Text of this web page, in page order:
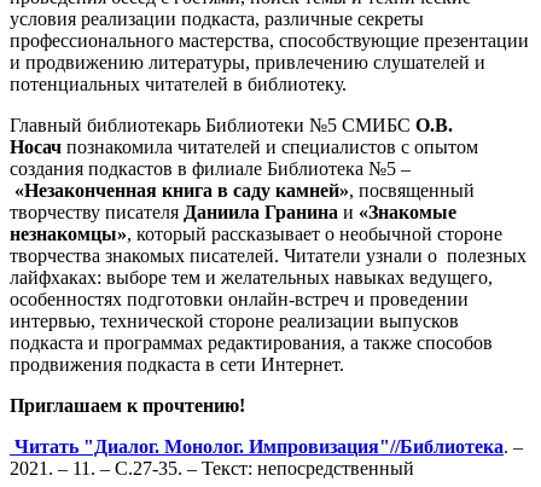
условия реализации подкаста, различные секреты
профессионального мастерства, способствующие презентации
и продвижению литературы, привлечению слушателей и
потенциальных читателей в библиотеку.
Главный библиотекарь Библиотеки №5 СМИБС О.В.
Носач познакомила читателей и специалистов с опытом
создания подкастов в филиале Библиотека №5 –
«Незаконченная книга в саду камней», посвященный
творчеству писателя Даниила Гранина и «Знакомые
незнакомцы», который рассказывает о необычной стороне
творчества знакомых писателей. Читатели узнали о полезных
лайфхаках: выборе тем и желательных навыках ведущего,
особенностях подготовки онлайн-встреч и проведении
интервью, технической стороне реализации выпусков
подкаста и программах редактирования, а также способов
продвижения подкаста в сети Интернет.
Приглашаем к прочтению!
Читать "Диалог. Монолог. Импровизация"//Библиотека. –
2021. – 11. – С.27-35. – Текст: непосредственный